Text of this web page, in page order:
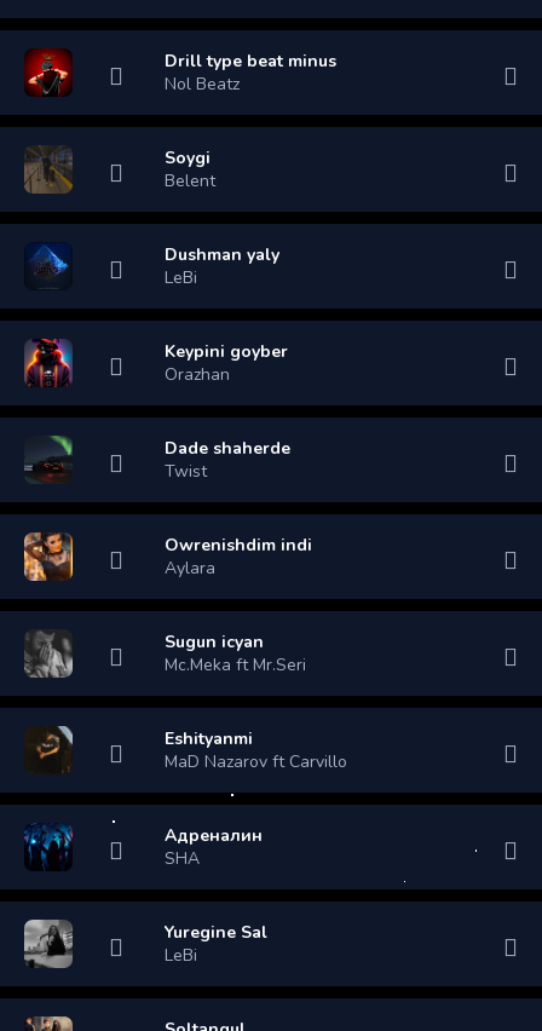
Drill type beat minus
Nol Beatz
Soygi
Belent
Dushman yaly
LeBi
Keypini goyber
Orazhan
Dade shaherde
Twist
Owrenishdim indi
Aylara
Sugun icyan
Mc.Meka ft Mr.Seri
Eshityanmi
MaD Nazarov ft Carvillo
Адреналин
SHA
Yuregine Sal
LeBi